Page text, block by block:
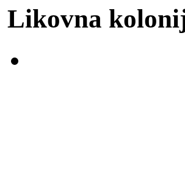
Likovna